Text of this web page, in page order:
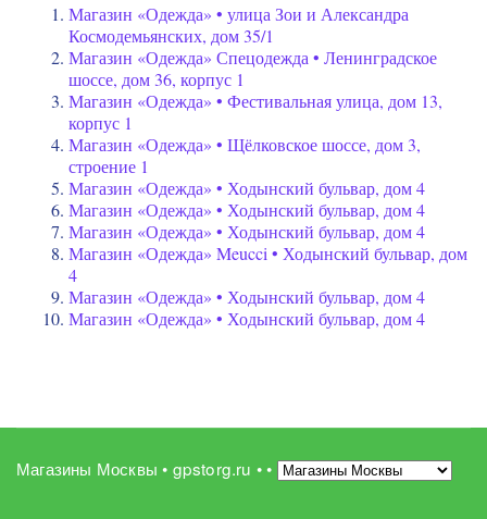
Магазин «Одежда» • улица Зои и Александра
Космодемьянских, дом 35/1
Магазин «Одежда» Спецодежда • Ленинградское
шоссе, дом 36, корпус 1
Магазин «Одежда» • Фестивальная улица, дом 13,
корпус 1
Магазин «Одежда» • Щёлковское шоссе, дом 3,
строение 1
Магазин «Одежда» • Ходынский бульвар, дом 4
Магазин «Одежда» • Ходынский бульвар, дом 4
Магазин «Одежда» • Ходынский бульвар, дом 4
Магазин «Одежда» Meucci • Ходынский бульвар, дом
4
Магазин «Одежда» • Ходынский бульвар, дом 4
Магазин «Одежда» • Ходынский бульвар, дом 4
Магазины Москвы • gpstorg.ru ••